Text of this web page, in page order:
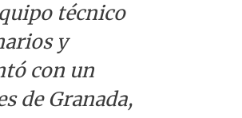
técnico
y
con un
de Granada,